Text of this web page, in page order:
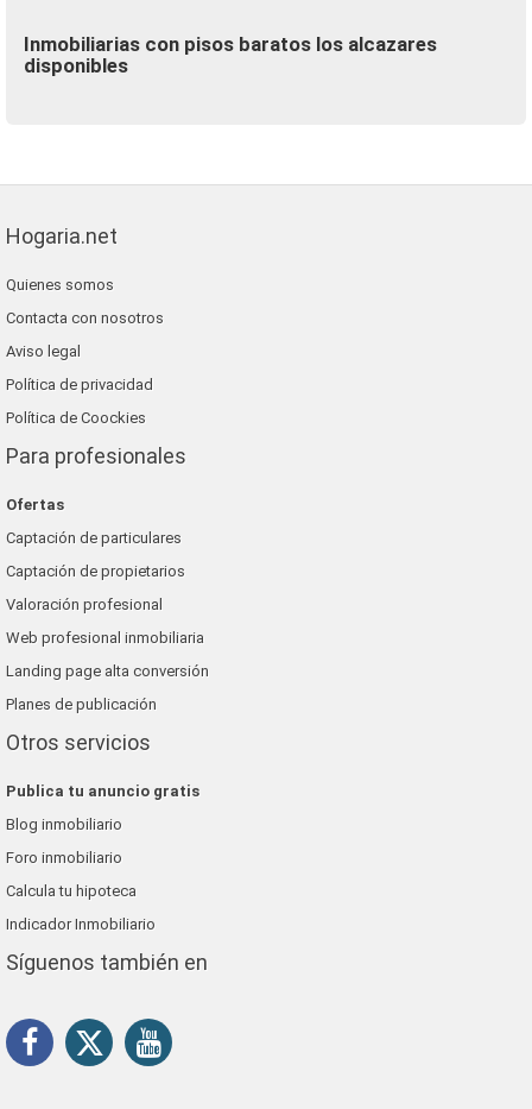
Inmobiliarias con pisos baratos los alcazares
disponibles
Hogaria.net
Quienes somos
Contacta con nosotros
Aviso legal
Política de privacidad
Política de Coockies
Para profesionales
Ofertas
Captación de particulares
Captación de propietarios
Valoración profesional
Web profesional inmobiliaria
Landing page alta conversión
Planes de publicación
Otros servicios
Publica tu anuncio gratis
Blog inmobiliario
Foro inmobiliario
Calcula tu hipoteca
Indicador Inmobiliario
Síguenos también en